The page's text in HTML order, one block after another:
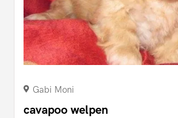
Gabi Moni
cavapoo welpen